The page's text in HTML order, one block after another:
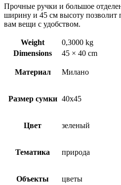
Прочные ручки и большое
ширину и 45 см высоту позволит
вам вещи с удобством.
Weight
0,3000 kg
Dimensions
45 × 40 cm
Материал Милано
Размер сумки 40х45
Цвет зеленый
Тематика природа
Объекты цветы